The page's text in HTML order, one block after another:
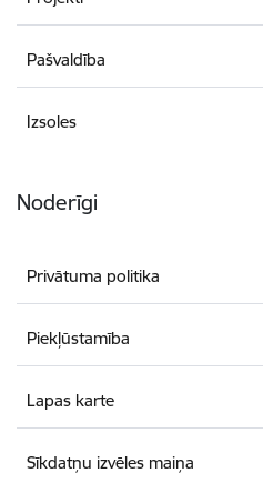
Pašvaldība
Izsoles
Noderīgi
Privātuma politika
Piekļūstamība
Lapas karte
Sīkdatņu izvēles maiņa